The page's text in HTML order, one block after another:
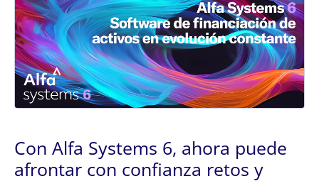
Con Alfa Systems 6, ahora puede
afrontar con confianza retos y